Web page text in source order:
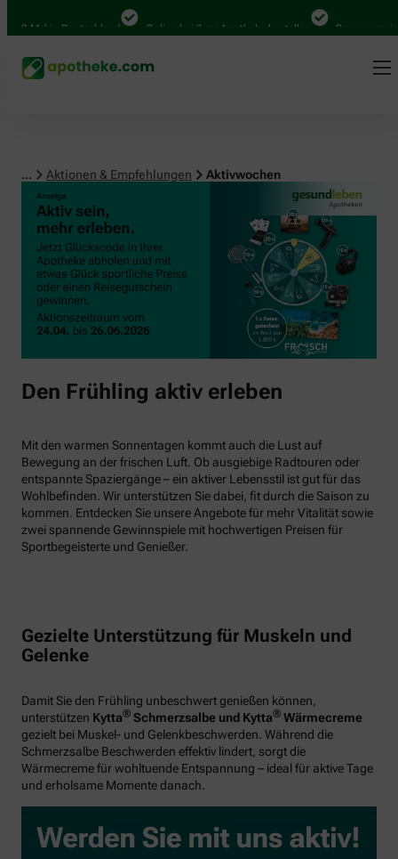
Mal in Deutschland Online bei Ihrer Apotheke bestellen Bequem
... Aktionen & Empfehlungen Aktivwochen
Den Frühling aktiv erleben
Mit den warmen Sonnentagen kommt auch die Lust auf
Bewegung an der frischen Luft. Ob ausgiebige Radtouren oder
entspannte Spaziergänge – ein aktiver Lebensstil ist gut für das
Wohlbefinden. Wir unterstützen Sie dabei, fit durch die Saison zu
kommen. Entdecken Sie unsere Angebote für mehr Vitalität sowie
zwei spannende Gewinnspiele mit hochwertigen Preisen für
Sportbegeisterte und Genießer.
Gezielte Unterstützung für Muskeln und
Gelenke
Damit Sie den Frühling unbeschwert genießen können,
unterstützen Kytta® Schmerzsalbe und Kytta® Wärmecreme
gezielt bei Muskel- und Gelenkbeschwerden. Während die
Schmerzsalbe Beschwerden effektiv lindert, sorgt die
Wärmecreme für wohltuende Entspannung – ideal für aktive Tage
und erholsame Momente danach.